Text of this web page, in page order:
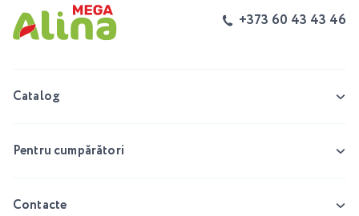
+373 60 43 43 46
Catalog
Pentru cumpărători
Contacte